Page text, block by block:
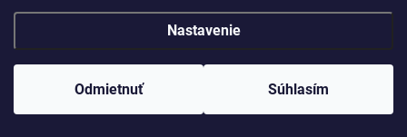
Nastavenie
Odmietnuť Súhlasím
stravy.
Ustanovená odporúčaná denná dávka sa